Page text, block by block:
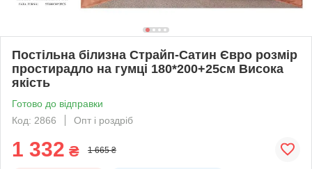
Постільна білизна Страйп-Сатин Євро розмір
простирадло на гумці 180*200+25см Висока
якість
Готово до відправки
Код: 2866
Опт і роздріб
1 332 ₴ 1 665 ₴